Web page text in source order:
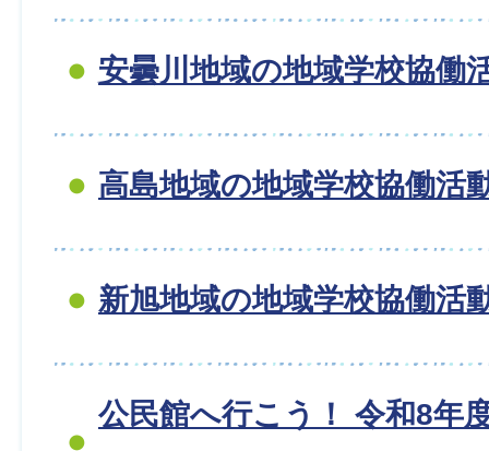
安曇川地域の地域学校協働
高島地域の地域学校協働活
新旭地域の地域学校協働活
公民館へ行こう！ 令和8年